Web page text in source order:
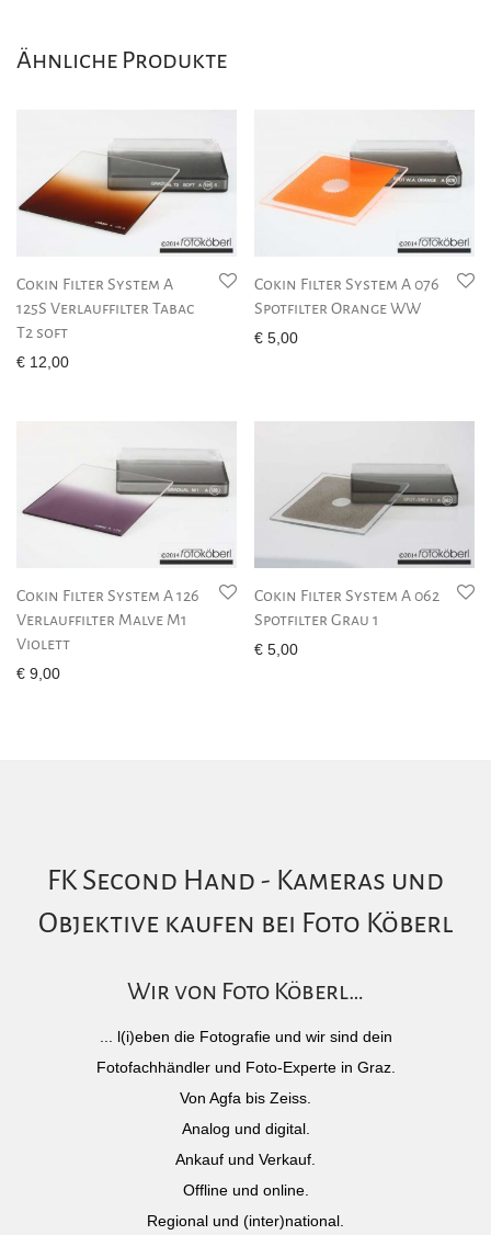
Ähnliche Produkte
Cokin Filter System A
125S Verlauffilter Tabac
T2 soft
€ 12,00
Cokin Filter System A 076
Spotfilter Orange WW
€ 5,00
Cokin Filter System A 126
Verlauffilter Malve M1
Violett
€ 9,00
Cokin Filter System A 062
Spotfilter Grau 1
€ 5,00
FK Second Hand - Kameras und
Objektive kaufen bei Foto Köberl
Wir von Foto Köberl…
... l(i)eben die Fotografie und wir sind dein
Fotofachhändler und Foto-Experte in Graz.
Von Agfa bis Zeiss.
Analog und digital.
Ankauf und Verkauf.
Offline und online.
Regional und (inter)national.